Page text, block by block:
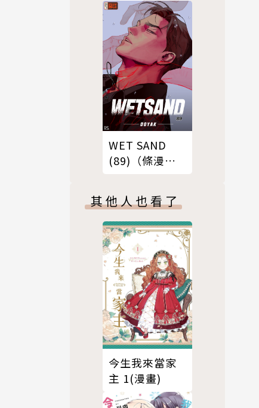
WET SAND
(89)（條漫
其他人也看了
今生我來當家
主 1(漫畫)